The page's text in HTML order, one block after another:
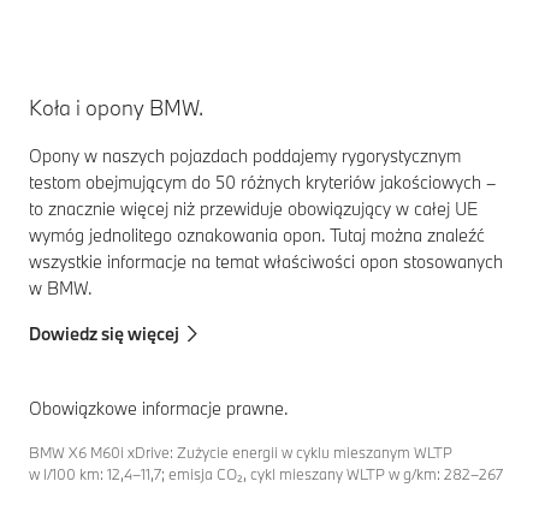
Koła i opony BMW.
Opony w naszych pojazdach poddajemy rygorystycznym
testom obejmującym do 50 różnych kryteriów jakościowych –
to znacznie więcej niż przewiduje obowiązujący w całej UE
wymóg jednolitego oznakowania opon. Tutaj można znaleźć
wszystkie informacje na temat właściwości opon stosowanych
w BMW.
Dowiedz się więcej
Obowiązkowe informacje prawne.
BMW X6 M60i xDrive: Zużycie energii w cyklu mieszanym WLTP
w l/100 km: 12,4–11,7; emisja CO₂, cykl mieszany WLTP w g/km: 282–267